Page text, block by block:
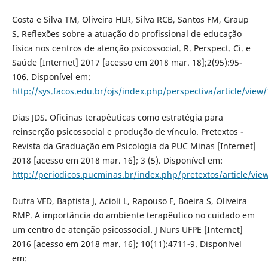
Costa e Silva TM, Oliveira HLR, Silva RCB, Santos FM, Graup
S. Reflexões sobre a atuação do profissional de educação
física nos centros de atenção psicossocial. R. Perspect. Ci. e
Saúde [Internet] 2017 [acesso em 2018 mar. 18];2(95):95-
106. Disponível em:
http://sys.facos.edu.br/ojs/index.php/perspectiva/article/view/
Dias JDS. Oficinas terapêuticas como estratégia para
reinserção psicossocial e produção de vínculo. Pretextos -
Revista da Graduação em Psicologia da PUC Minas [Internet]
2018 [acesso em 2018 mar. 16]; 3 (5). Disponível em:
http://periodicos.pucminas.br/index.php/pretextos/article/
Dutra VFD, Baptista J, Acioli L, Rapouso F, Boeira S, Oliveira
RMP. A importância do ambiente terapêutico no cuidado em
um centro de atenção psicossocial. J Nurs UFPE [Internet]
2016 [acesso em 2018 mar. 16]; 10(11):4711-9. Disponível
em: